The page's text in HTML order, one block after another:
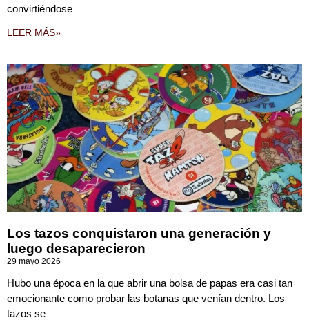
convirtiéndose
LEER MÁS»
Los tazos conquistaron una generación y
luego desaparecieron
29 mayo 2026
Hubo una época en la que abrir una bolsa de papas era casi tan
emocionante como probar las botanas que venían dentro. Los
tazos se